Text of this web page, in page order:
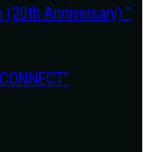
Anniversary) “